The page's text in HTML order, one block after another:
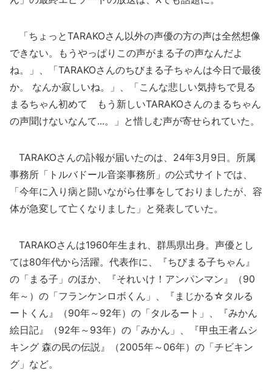
「ちょっとTARAKOさん以外の声優の方の声は全然想像
できない。もうやっぱりこの声がまる子の声なんだよ
ね。」、「TARAKOさんのちびまる子ちゃんは今日で最後
か。 なんか寂しいね。」、「こんな悲しい気持ちで見る
まるちゃん初めて もう新しいTARAKOさんのまるちゃん
の声聞けないなんて...。」と惜しむ声が寄せられていた。
TARAKOさんの訃報が届いたのは、24年3月9日。所属
事務所「トルバドール音楽事務所」の公式サイトでは、
「今年に入り病と闘いながら仕事をしておりましたが、容
体が急変して亡くなりました」と発表していた。
TARAKOさんは1960年生まれ、群馬県出身。声優とし
ては80年代から活躍。代表作に、『ちびまる子ちゃん』
の「まる子」のほか、『それいけ！アンパンマン』（90
年～）の「フランケンロボくん」、『まじかる☆タルる
ートくん』（90年～92年）の「タルるート」、『みかん
絵日記』（92年～93年）の「みかん」、『甲虫王者ムシ
キング 森の民の伝説』（2005年～06年）の「チビキン
グ」など。